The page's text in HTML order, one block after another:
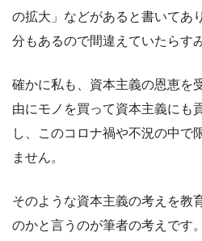
の拡大」などがあると書いてあ
分もあるので間違えていたらす
確かに私も、資本主義の恩恵を
由にモノを買って資本主義にも
し、このコロナ禍や不況の中で
ません。
そのような資本主義の考えを教
のかと言うのが筆者の考えです